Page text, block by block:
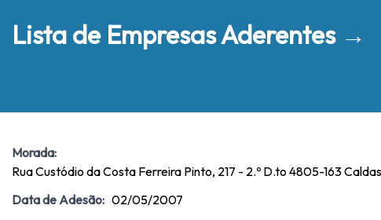
Lista de Empresas Aderentes →
Morada:
Rua Custódio da Costa Ferreira Pinto, 217 - 2.º D.to 4805-163
Data de Adesão: 02/05/2007